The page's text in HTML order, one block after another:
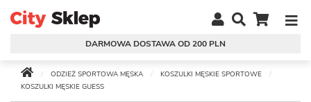
DARMOWA DOSTAWA OD 200 PLN
ODZIEŻ SPORTOWA MĘSKA
KOSZULKI MĘSKIE SPORTOWE
KOSZULKI MĘSKIE GUESS